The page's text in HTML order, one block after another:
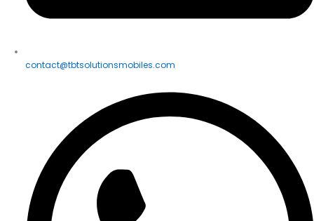
contact@tbtsolutionsmobiles.com